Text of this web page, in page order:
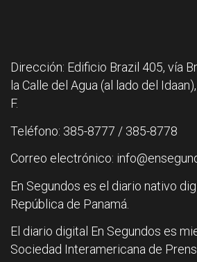
Dirección: Edificio Brazil 405, vía
la Calle del Agua (al lado del
F.
Teléfono: 385-8777 / 385-8778
Correo electrónico:
En Segundos es el diario nativo
República de Panamá.
El diario digital En Segundos es
Sociedad Interamericana de